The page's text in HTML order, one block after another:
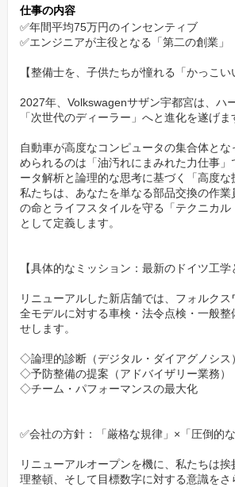
VWには、世界統一の厳格な資格制度があり
私たちは、この資格取得を「個人の努力」
「会社の戦略」として支援します。
●資格取得費用・研修費は100%会社負担。
●各モジュールごとの手当や、マイスター取
リニューアルした新店舗は、まさに「学び
ここで得た技術は、あなたが一生食いっぱ
の武器」になるはずです。
✅働き方の再定義：残業13h・年休
「整備士は過酷な労働環境で当たり前」と
であると考えます。
●有給休暇取得の強力な推奨（実質年休120
家族と夕食を囲み、趣味でリフレッシュする
や、ミスを許さない集中力が生まれるので
仕事の内容
✅年間平均75万円のインセンティブ
✅エンジニアが主役となる「第二の創業」
【整備士を、子供たちが憧れる「かっこい
2027年、Volkswagenサザン宇都宮は、ハ
「次世代のディーラー」へと進化を遂げま
自動車が高度なコンピュータの集合体と
められるのは「油汚れにまみれた力仕事
ータ解析と論理的な思考に基づく「高度な
私たちは、あなたを単なる部品交換の作業
の命とライフスタイルを守る「テクニカル
として定義します。
【具体的なミッション：最新のドイツ工学
リニューアルした新店舗では、フォルク
全モデルに対する車検・法令点検・一般
せします。
◇論理的診断（デジタル・ダイアグノシス）
◇予防整備の提案（アドバイザリー業務）
◇チーム・パフォーマンスの最大化
✅会社の方針：「厳格な規律」×「圧倒的な
リニューアルオープンを機に、私たちは
理整頓、そして目標数字に対する意識をさ